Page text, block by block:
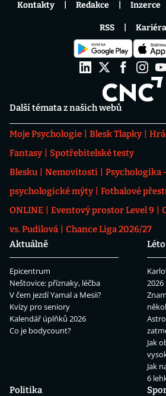
Další témata z našich webů
Moje Psychologie Blesk Tlapky
Fantasy
Spotřebitelské testy
Blesku
Nemovitosti
Psychologika
psychologické mýty
Fotbalové
ONLINE
Eventový prostor Level 9
vs. Pudilová
Chance Liga 2026/27
Aktuálně
Epicentrum
Neštovice: příznaky, léčba
V čem jezdí Yamal a Mesii?
Kvízy pro seniory
Kalendář úplňků 2026
Co je bodycount?
2026
Jak
Jak
6
Politika
Kontakty Redakce Inzerce
RSS Kariéra